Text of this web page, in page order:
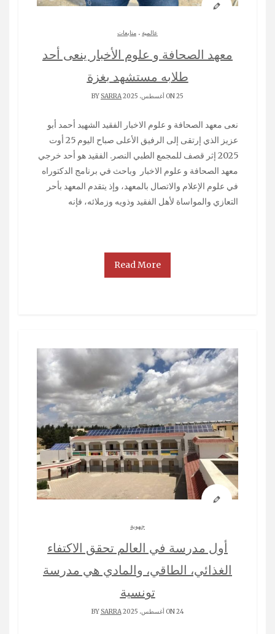
عالمية . متابعات
معهد الصحافة و علوم الأخبار ينعى أحد
طلابه مستشهد بغزة
ON 25 أغسطس، 2025 BY SARRA
نعى معهد الصحافة و علوم الاخبار الفقيد الشهيد أحمد أبو
عزيز الذي إرتقى إلى الرفيق الأعلى صباح اليوم 25 أوت
2025 إثر قصف للمجمع الطبي النصر. الفقيد هو أحد خرجي
معهد الصحافة و علوم الاخبار وباحث في برنامج الدكتوراه
في علوم الإعلام والاتصال بالمعهد، وإذ يتقدم المعهد بأحر
التعازي والمواساة لأهل الفقيد وذويه وزملائه، فإنه
Read More
جهوية
أول مدرسة في العالم تحقق الاكتفاء
الغذائي، الطاقي، والمادي هي مدرسة
تونسية
ON 24 أغسطس، 2025 BY SARRA